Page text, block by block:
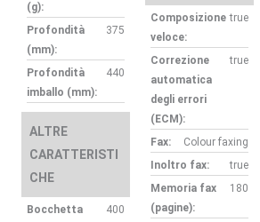
(g):
Profondità
(mm):
375
Profondità
imballo (mm):
440
ALTRE
CARATTERISTI
CHE
Bocchetta
400
Composizione
veloce:
true
Correzione
automatica
degli errori
(ECM):
true
Fax:
Colour faxing
Inoltro fax:
true
Memoria fax
(pagine):
180